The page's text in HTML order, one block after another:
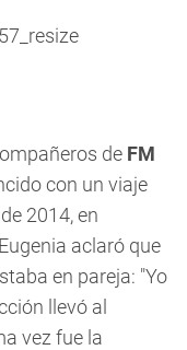
de FM
con un viaje
2014, en
aclaró que
en pareja: "Yo
llevó al
vez fue la